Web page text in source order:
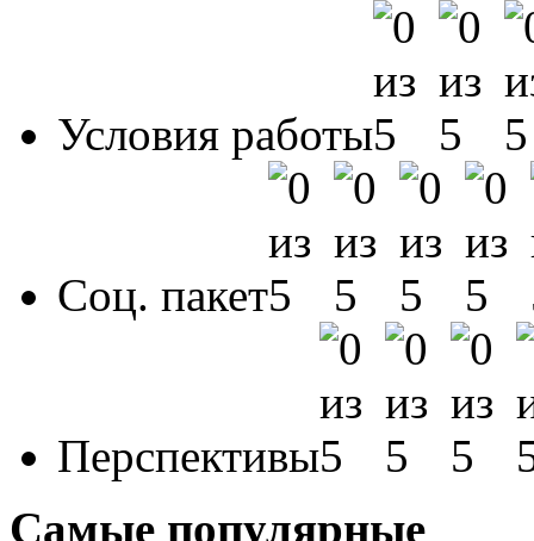
Условия работы
Соц. пакет
Перспективы
Самые популярные